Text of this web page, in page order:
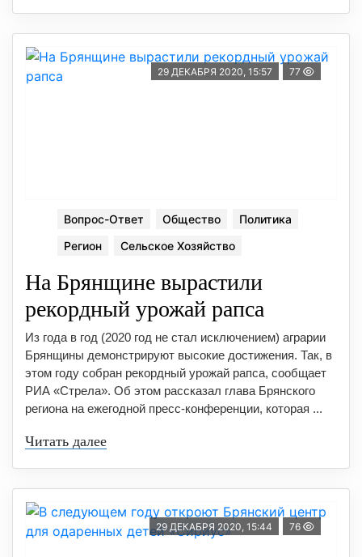
29 ДЕКАБРЯ 2020, 15:57 77
Вопрос-Ответ Общество
Политика
Регион
Сельское Хозяйство
На Брянщине вырастили
рекордный урожай рапса
Из года в год (2020 год не стал исключением) аграрии
Брянщины демонстрируют высокие достижения. Так, в
этом году собран рекордный урожай рапса, сообщает
РИА «Стрела». Об этом рассказал глава Брянского
региона на ежегодной пресс-конференции, которая ...
Читать далее
29 ДЕКАБРЯ 2020, 15:44 76